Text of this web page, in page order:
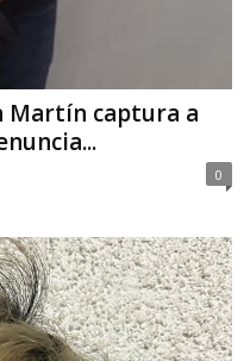
Martín captura a
0